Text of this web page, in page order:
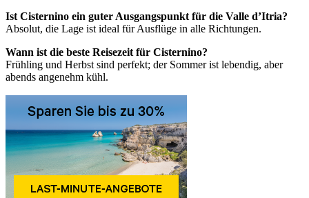
Ist Cisternino ein guter Ausgangspunkt für die Valle d’Itria?
Absolut, die Lage ist ideal für Ausflüge in alle Richtungen.
Wann ist die beste Reisezeit für Cisternino?
Frühling und Herbst sind perfekt; der Sommer ist lebendig, aber
abends angenehm kühl.